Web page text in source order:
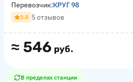
≈ 546 руб.
Перевозчик:КРУГ 98
3.8 5 отзывов
В пределах станции